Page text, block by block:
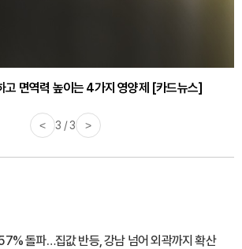
고 면역력 높이는 4가지 영양제 [카드뉴스]
< 3 / 3 >
돌파…집값 반등, 강남 넘어 외곽까지 확산